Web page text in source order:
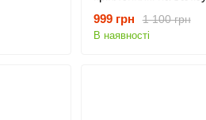
1 100 грн
999 грн
В наявності